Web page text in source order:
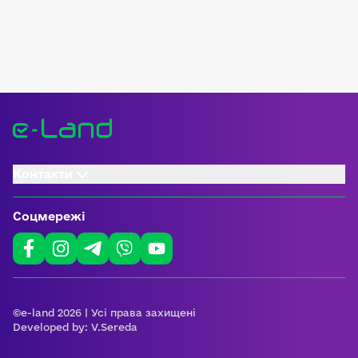
Соцмережі
©e-land 2026 | Усі права захищені
Developed by: V.Sereda